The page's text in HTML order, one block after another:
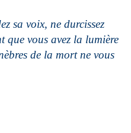
sa voix, ne durcissez
que vous avez la lumière
de la mort ne vous